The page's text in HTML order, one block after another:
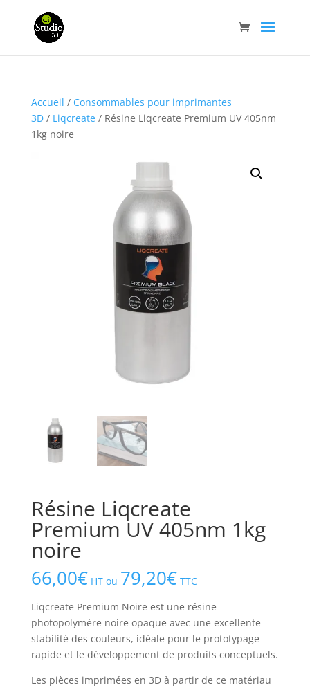
Accueil / Consommables pour imprimantes
3D/ Liqcreate/ Résine Liqcreate Premium UV 405nm
1kg noire
Résine Liqcreate
Premium UV 405nm 1kg
noire
66,00€ HT ou 79,20€ TTC
Liqcreate Premium Noire est une résine
photopolymère noire opaque avec une excellente
stabilité des couleurs, idéale pour le prototypage
rapide et le développement de produits conceptuels.
Les pièces imprimées en 3D à partir de ce matériau